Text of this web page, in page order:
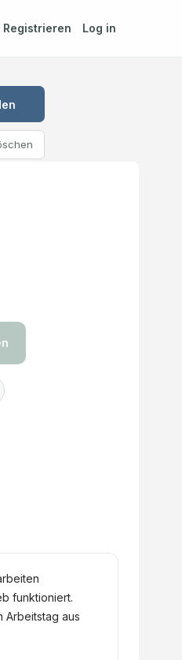
Registrieren Log in
funktioniert.
Arbeitstag aus